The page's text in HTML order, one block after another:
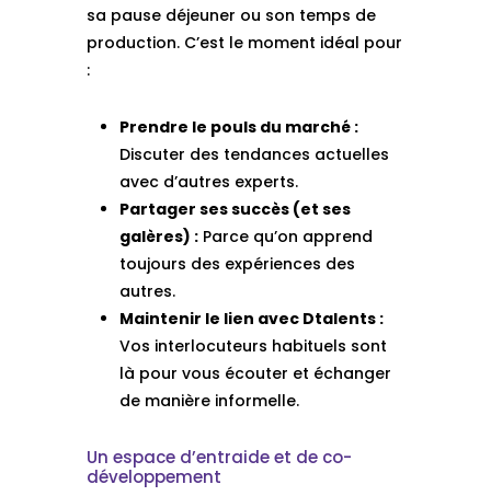
sa pause déjeuner ou son temps de
production. C’est le moment idéal pour
:
Prendre le pouls du marché :
Discuter des tendances actuelles
avec d’autres experts.
Partager ses succès (et ses
galères) : Parce qu’on apprend
toujours des expériences des
autres.
Maintenir le lien avec Dtalents :
Vos interlocuteurs habituels sont
là pour vous écouter et échanger
de manière informelle.
Un espace d’entraide et de co-
développement